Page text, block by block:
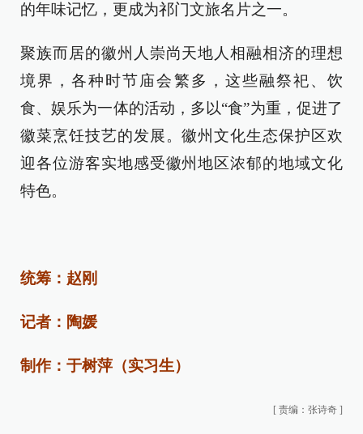
的年味记忆，更成为祁门文旅名片之一。
聚族而居的徽州人崇尚天地人相融相济的理想
境界，各种时节庙会繁多，这些融祭祀、饮
食、娱乐为一体的活动，多以“食”为重，促进了
徽菜烹饪技艺的发展。徽州文化生态保护区欢
迎各位游客实地感受徽州地区浓郁的地域文化
特色。
统筹：赵刚
记者：陶媛
制作：于树萍（实习生）
[ 责编：张诗奇 ]